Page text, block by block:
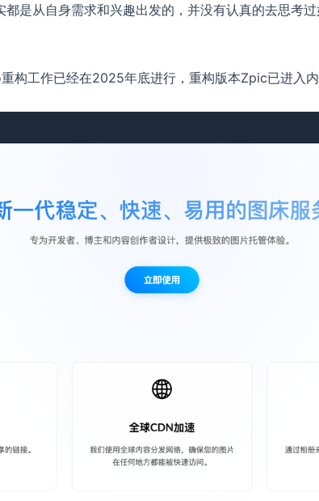
都是从自身需求和兴趣出发的，并没有认真的去思考
构工作已经在2025年底进行，重构版本Zpic已进入